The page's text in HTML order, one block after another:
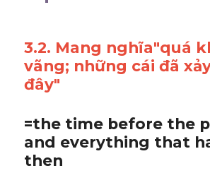
3.2. Mang nghĩa"quá
vãng; những cái đã
đây"
=the time before the
and everything that
then